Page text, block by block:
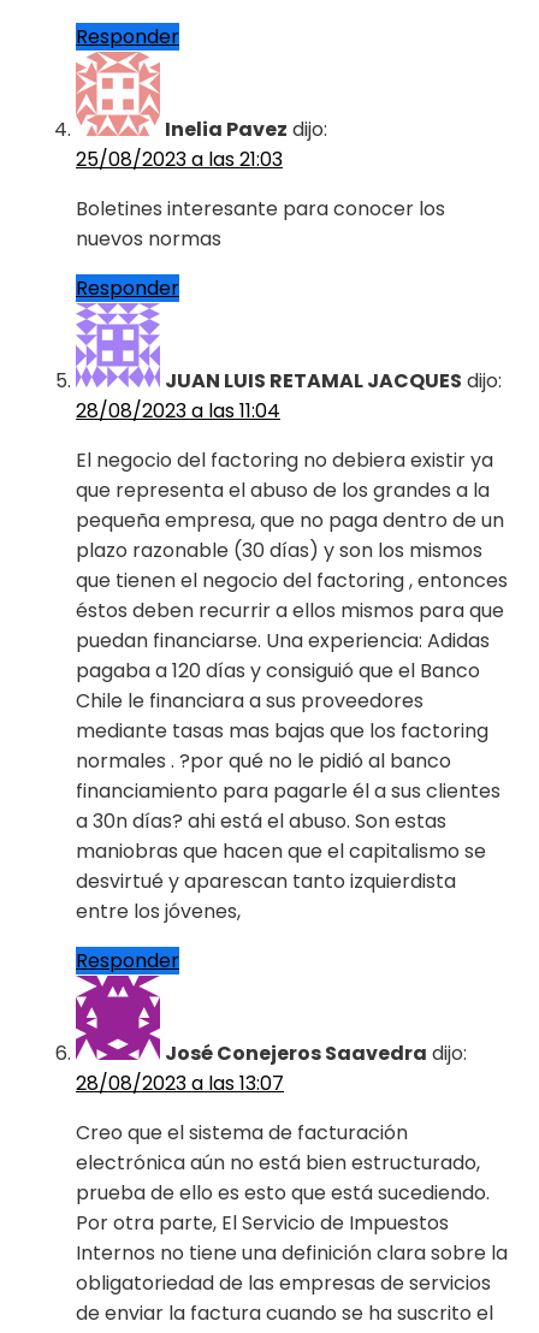
Responder
Inelia Pavez dijo:
25/08/2023 a las 21:03
Boletines interesante para conocer los
nuevos normas
Responder
JUAN LUIS RETAMAL JACQUES dijo:
28/08/2023 a las 11:04
El negocio del factoring no debiera existir ya
que representa el abuso de los grandes a la
pequeña empresa, que no paga dentro de un
plazo razonable (30 días) y son los mismos
que tienen el negocio del factoring , entonces
éstos deben recurrir a ellos mismos para que
puedan financiarse. Una experiencia: Adidas
pagaba a 120 días y consiguió que el Banco
Chile le financiara a sus proveedores
mediante tasas mas bajas que los factoring
normales . ?por qué no le pidió al banco
financiamiento para pagarle él a sus clientes
a 30n días? ahi está el abuso. Son estas
maniobras que hacen que el capitalismo se
desvirtué y aparescan tanto izquierdista
entre los jóvenes,
Responder
José Conejeros Saavedra dijo:
28/08/2023 a las 13:07
Creo que el sistema de facturación
electrónica aún no está bien estructurado,
prueba de ello es esto que está sucediendo.
Por otra parte, El Servicio de Impuestos
Internos no tiene una definición clara sobre la
obligatoriedad de las empresas de servicios
de enviar la factura cuando se ha suscrito el